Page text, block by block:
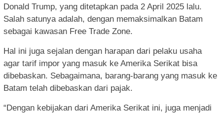
Donald Trump, yang ditetapkan pada 2 April 2025 lalu.
Salah satunya adalah, dengan memaksimalkan Batam
sebagai kawasan Free Trade Zone.
Hal ini juga sejalan dengan harapan dari pelaku usaha
agar tarif impor yang masuk ke Amerika Serikat bisa
dibebaskan. Sebagaimana, barang-barang yang masuk ke
Batam telah dibebaskan dari pajak.
“Dengan kebijakan dari Amerika Serikat ini, juga menjadi